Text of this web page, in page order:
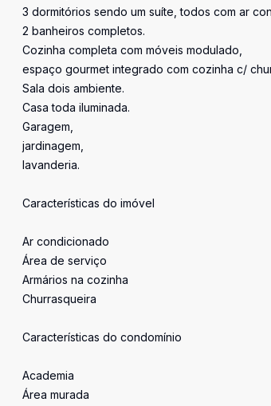
3 dormitórios sendo um suíte, todos com ar
2 banheiros completos.
Cozinha completa com móveis modulado,
espaço gourmet integrado com cozinha c/
Sala dois ambiente.
Casa toda iluminada.
Garagem,
jardinagem,
lavanderia.
Características do imóvel
Ar condicionado
Área de serviço
Armários na cozinha
Churrasqueira
Características do condomínio
Academia
Área murada